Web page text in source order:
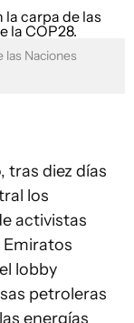
las Naciones
tras diez días
los
activistas
Emiratos
lobby
petroleras
energías